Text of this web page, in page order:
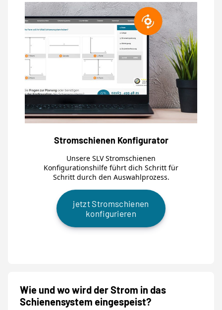
Stromschienen Konfigurator
Unsere SLV Stromschienen
Konfigurationshilfe führt dich Schritt für
Schritt durch den Auswahlprozess.
jetzt Stromschienen
konfigurieren
Wie und wo wird der Strom in das
Schienensystem eingespeist?